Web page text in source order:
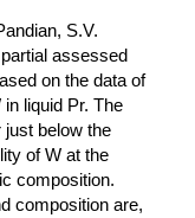
S.V.
assessed
on the data of
liquid Pr. The
just below the
of W at the
composition.
composition are,